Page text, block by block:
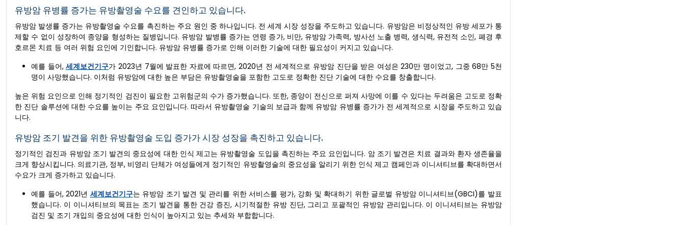
유방암 유병률 증가는 유방촬영술 수요를 견인하고 있습니다.
유방암 발생률 증가는 유방촬영술 수요를 촉진하는 주요 원인 중 하나입니다. 전 세계 시장 성장을 주도하고 있습니다. 유방암은 비정상적인 유방 세포가 통
제할 수 없이 성장하여 종양을 형성하는 질병입니다. 유방암 발병률 증가는 연령 증가, 비만, 유방암 가족력, 방사선 노출 병력, 생식력, 유전적 소인, 폐경 후
호르몬 치료 등 여러 위험 요인에 기인합니다. 유방암 유병률 증가로 인해 이러한 기술에 대한 필요성이 커지고 있습니다.
예를 들어,세계보건기구가 2023년 7월에 발표한 자료에 따르면, 2020년 전 세계적으로 유방암 진단을 받은 여성은 230만 명이었고, 그중 68만 5천
명이 사망했습니다. 이처럼 유방암에 대한 높은 부담은 유방촬영술을 포함한 고도로 정확한 진단 기술에 대한 수요를 창출합니다.
높은 위험 요인으로 인해 정기적인 검진이 필요한 고위험군의 수가 증가했습니다. 또한, 종양이 전신으로 퍼져 사망에 이를 수 있다는 두려움은 고도로 정확
한 진단 솔루션에 대한 수요를 높이는 주요 요인입니다. 따라서 유방촬영술 기술의 보급과 함께 유방암 유병률 증가가 전 세계적으로 시장을 주도하고 있습
니다.
유방암 조기 발견을 위한 유방촬영술 도입 증가가 시장 성장을 촉진하고 있습니다.
정기적인 검진과 유방암 조기 발견의 중요성에 대한 인식 제고는 유방촬영술 도입을 촉진하는 주요 요인입니다. 암 조기 발견은 치료 결과와 환자 생존율을
크게 향상시킵니다. 의료기관, 정부, 비영리 단체가 여성들에게 정기적인 유방촬영술의 중요성을 알리기 위한 인식 제고 캠페인과 이니셔티브를 확대하면서
수요가 크게 증가하고 있습니다.
예를 들어, 2021년 세계보건기구는 유방암 조기 발견 및 관리를 위한 서비스를 평가, 강화 및 확대하기 위한 글로벌 유방암 이니셔티브(GBCI)를 발표
했습니다. 이 이니셔티브의 목표는 조기 발견을 통한 건강 증진, 시기적절한 유방 진단, 그리고 포괄적인 유방암 관리입니다. 이 이니셔티브는 유방암
검진 및 조기 개입의 중요성에 대한 인식이 높아지고 있는 추세와 부합합니다.